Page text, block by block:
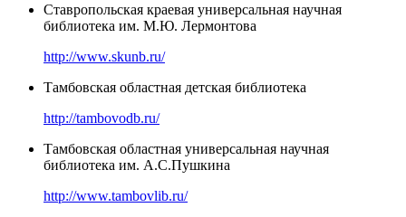
Ставропольская краевая универсальная научная
библиотека им. М.Ю. Лермонтова
http://www.skunb.ru/
Тамбовская областная детская библиотека
http://tambovodb.ru/
Тамбовская областная универсальная научная
библиотека им. А.С.Пушкина
http://www.tambovlib.ru/